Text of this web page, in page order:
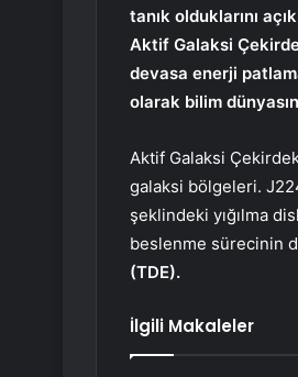
tanık olduklarını
Aktif Galaksi
devasa enerji
olarak bilim
Aktif Galaksi
galaksi bölgeleri.
şeklindeki yığılma
beslenme sürecinin
(TDE).
İlgili Makaleler